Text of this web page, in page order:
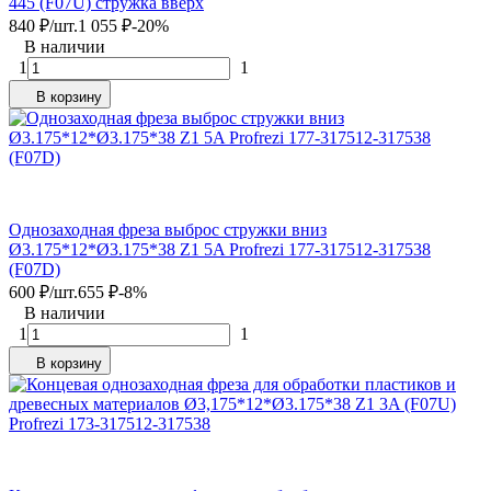
840 ₽/шт.1 055 ₽-20%
В наличии
1
1
В корзину
Однозаходная фреза выброс стружки вниз
Ø3.175*12*Ø3.175*38 Z1 5A Profrezi 177-317512-317538
(F07D)
600 ₽/шт.655 ₽-8%
В наличии
1
1
В корзину